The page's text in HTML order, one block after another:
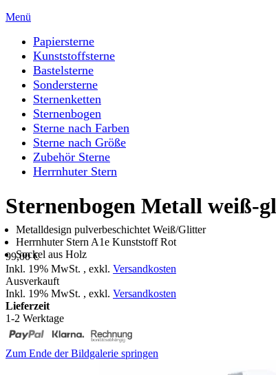
Menü
Papiersterne
Kunststoffsterne
Bastelsterne
Sondersterne
Sternenketten
Sternenbogen
Sterne nach Farben
Sterne nach Größe
Zubehör Sterne
Herrnhuter Stern
Sternenbogen Metall
Metalldesign pulverbeschichtet Weiß/Glitter
Herrnhuter Stern A1e Kunststoff Rot
Sockel aus Holz
99,00 €
Inkl. 19% MwSt. , exkl. Versandkosten
Ausverkauft
Inkl. 19% MwSt. , exkl. Versandkosten
Lieferzeit
1-2 Werktage
Zum Ende der Bildgalerie springen